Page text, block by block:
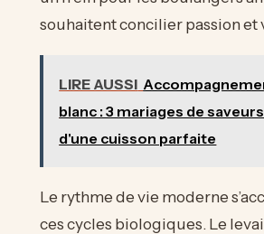
souhaitent concilier passion et
LIRE AUSSI
blanc : 3 mariages de
d'une cuisson parfaite
Le rythme de vie moderne
ces cycles biologiques. Le